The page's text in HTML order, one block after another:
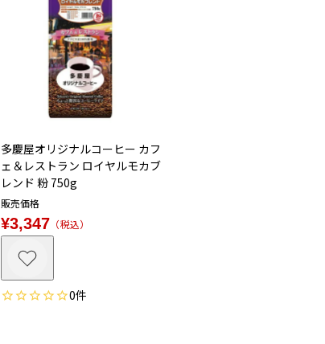
多慶屋オリジナルコーヒー カフ
ェ＆レストラン ロイヤルモカブ
レンド 粉 750g
販売価格
¥3,347 税込
0